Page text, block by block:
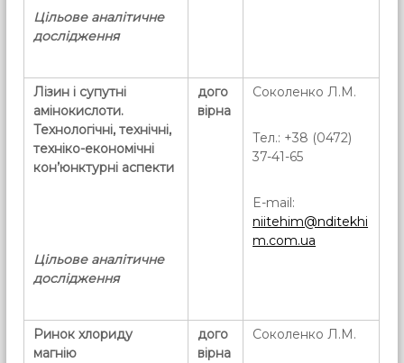
Цільове аналітичне
дослідження
Лізин і супутні
амінокислоти.
Технологічні, технічні,
техніко-економічні
кон’юнктурні аспекти
Цільове аналітичне
дослідження
дого
вірна
Соколенко Л.М.
Тел.: +38 (0472)
37-41-65
E-mail:
niitehim@nditekhi
m.com.ua
Ринок хлориду
магнію
дого
вірна
Соколенко Л.М.